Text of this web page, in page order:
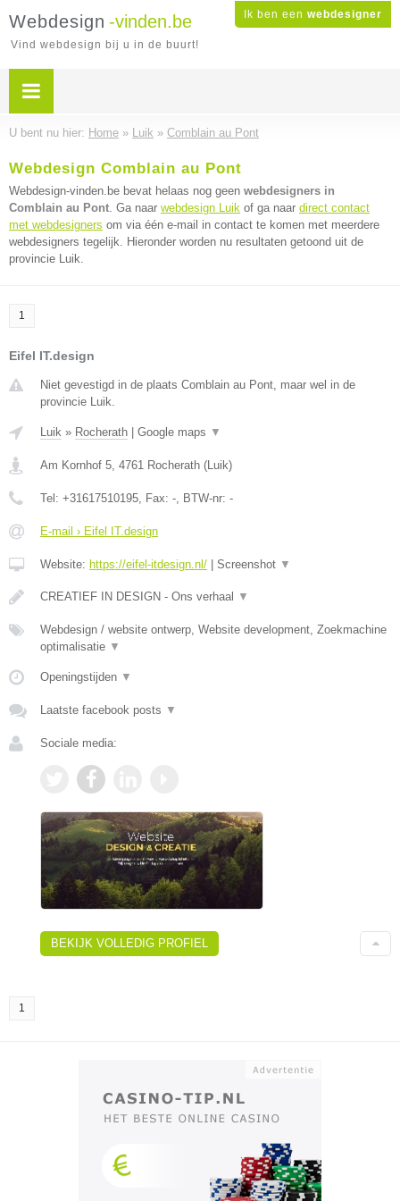
Ik ben een webdesigner
Webdesign -vinden.be
Vind webdesign bij u in de buurt!
U bent nu hier: Home » Luik » Comblain au Pont
Webdesign Comblain au Pont
Webdesign-vinden.be bevat helaas nog geen webdesigners in
Comblain au Pont. Ga naar webdesign Luik of ga naar direct contact
met webdesigners om via één e-mail in contact te komen met meerdere
webdesigners tegelijk. Hieronder worden nu resultaten getoond uit de
provincie Luik.
1
Eifel IT.design
Niet gevestigd in de plaats Comblain au Pont, maar wel in de
provincie Luik.
Luik » Rocherath Google maps ▼
Am Kornhof 5, 4761 Rocherath (Luik)
Tel: +31617510195, Fax: -, BTW-nr: -
E-mail › Eifel IT.design
Website: https://eifel-itdesign.nl/ Screenshot ▼
CREATIEF IN DESIGN - Ons verhaal ▼
Webdesign / website ontwerp, Website development, Zoekmachine
optimalisatie ▼
Openingstijden ▼
Laatste facebook posts ▼
Sociale media:
BEKIJK VOLLEDIG PROFIEL
1